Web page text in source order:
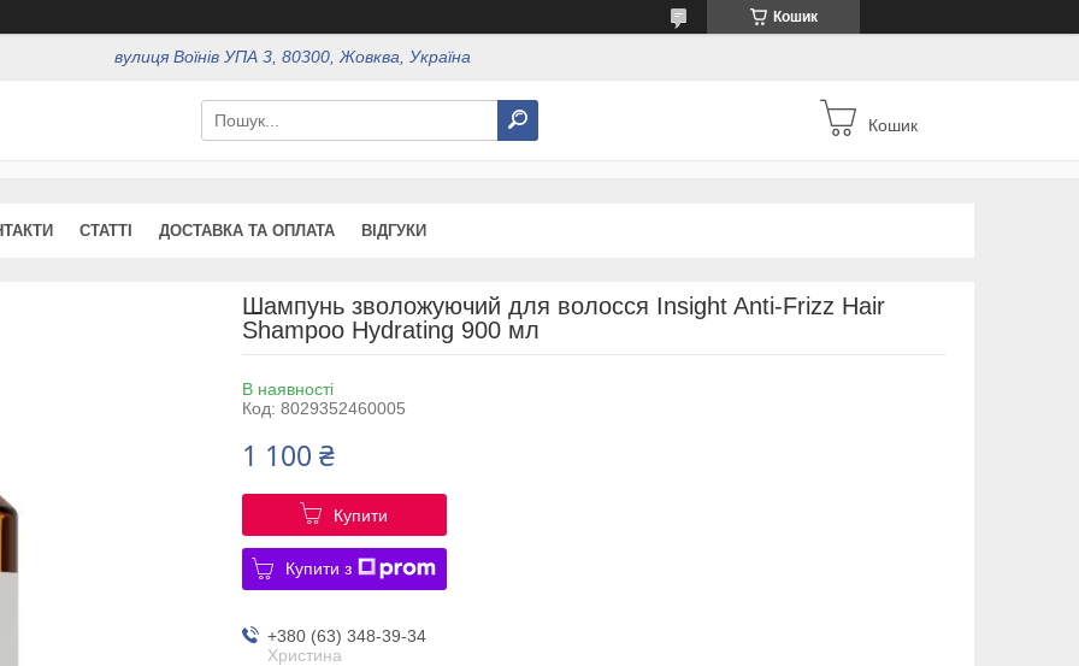
Кошик
вулиця Воїнів УПА 3, 80300, Жовква, Україна
Кошик
СТАТТІ ДОСТАВКА ТА ОПЛАТА ВІДГУКИ
Шампунь зволожуючий для волосся Insight Anti-Frizz Hair
Shampoo Hydrating 900 мл
В наявності
Код: 8029352460005
1 100 ₴
Купити
Купити з
+380 (63) 348-39-34
Христина